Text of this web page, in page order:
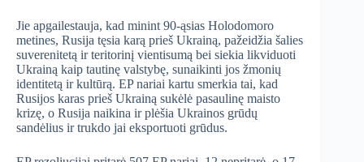
Jie apgailestauja, kad minint 90-ąsias Holodomoro
metines, Rusija tęsia karą prieš Ukrainą, pažeidžia šalies
suverenitetą ir teritorinį vientisumą bei siekia likviduoti
Ukrainą kaip tautinę valstybę, sunaikinti jos žmonių
identitetą ir kultūrą. EP nariai kartu smerkia tai, kad
Rusijos karas prieš Ukrainą sukėlė pasaulinę maisto
krizę, o Rusija naikina ir plėšia Ukrainos grūdų
sandėlius ir trukdo jai eksportuoti grūdus.